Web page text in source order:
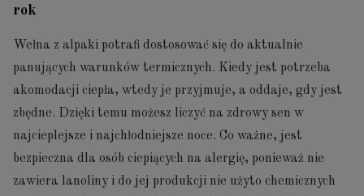
rok
Wełna z alpaki potrafi dostosować się do aktualnie
panujących warunków termicznych. Kiedy jest potrzeba
akomodacji ciepła, wtedy je przyjmuje, a oddaje, gdy jest
zbędne. Dzięki temu możesz liczyć na zdrowy sen w
najcieplejsze i najchłodniejsze noce. Co ważne, jest
bezpieczna dla osób ciepiących na alergię, ponieważ nie
zawiera lanoliny i do jej produkcji nie użyto chemicznych